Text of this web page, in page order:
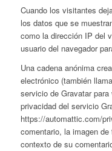
Cuando los visitantes
los datos que se
como la dirección IP del
usuario del navegador
Una cadena anónima
electrónico (también
servicio de Gravatar
privacidad del servicio
https://automattic.com/
comentario, la imagen
contexto de su